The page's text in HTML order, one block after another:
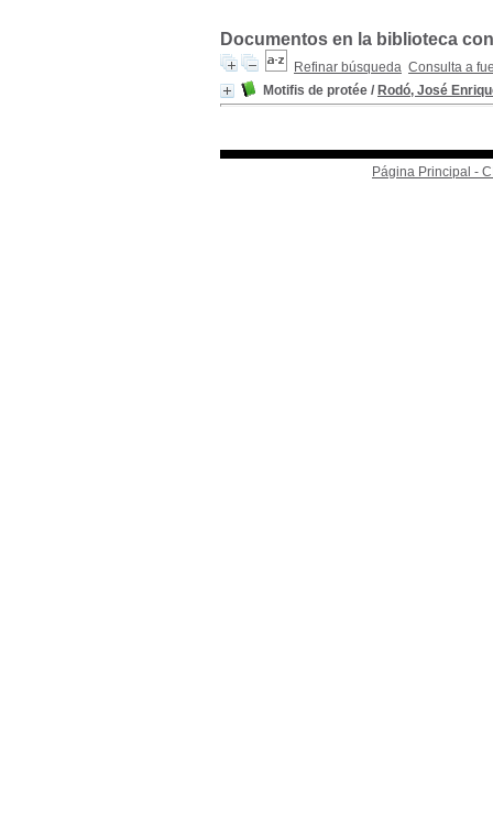
Documentos en la biblioteca
Refinar búsqueda Consulta a
Motifis de protée / Rodó, José
Página Principal -